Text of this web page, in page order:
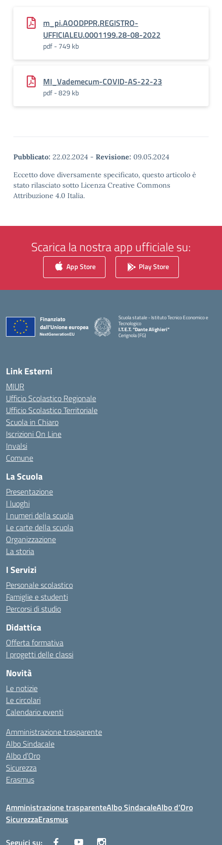
m_pi.AOODPPR.REGISTRO-
UFFICIALEU.0001199.28-08-2022
pdf - 749 kb
MI_Vademecum-COVID-AS-22-23
pdf - 829 kb
Pubblicato: 22.02.2024 - Revisione: 09.05.2024
Eccetto dove diversamente specificato, questo articolo è
stato rilasciato sotto Licenza Creative Commons
Attribuzione 4.0 Italia.
Scarica la nostra app ufficiale su:
App Store Play Store
Scuola statale - Istituto Tecnico Economico e
Tecnologico
I.T.E.T. "Dante Alighieri"
Cerignola (FG)
— Visita la pagina iniziale della scuola
Link Esterni
MIUR
Ufficio Scolastico Regionale
Ufficio Scolastico Territoriale
Scuola in Chiaro
Iscrizioni On Line
Invalsi
Comune
La Scuola
Presentazione
I luoghi
I numeri della scuola
Le carte della scuola
Organizzazione
La storia
I Servizi
Personale scolastico
Famiglie e studenti
Percorsi di studio
Didattica
Offerta formativa
I progetti delle classi
Novità
Le notizie
Le circolari
Calendario eventi
Amministrazione trasparente
Albo Sindacale
Albo d’Oro
Sicurezza
Erasmus
Amministrazione trasparenteAlbo SindacaleAlbo d’Oro
SicurezzaErasmus
Seguici su: